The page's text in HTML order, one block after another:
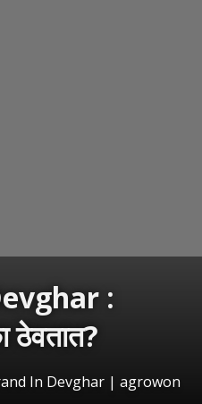
:
ठेवतात?
In Devghar | agrowon